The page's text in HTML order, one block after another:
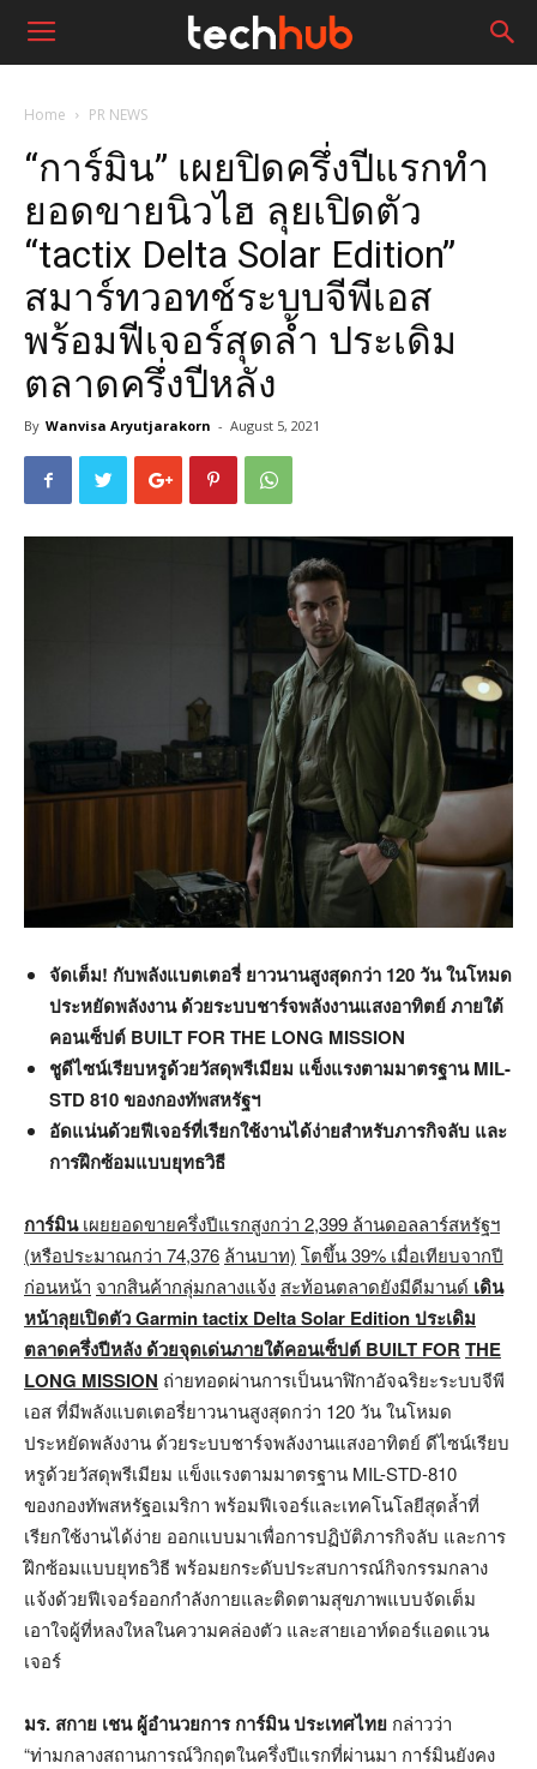
Home PR NEWS
“การ์มิน” เผยปิดครึ่งปีแรกทำ
ยอดขายนิวไฮ ลุยเปิดตัว
“tactix Delta Solar Edition”
สมาร์ทวอทช์ระบบจีพีเอส
พร้อมฟีเจอร์สุดล้ำ ประเดิม
ตลาดครึ่งปีหลัง
By Wanvisa Aryutjarakorn - August 5, 2021
จัดเต็ม! กับพลังแบตเตอรี่ ยาวนานสูงสุดกว่า 120 วัน ในโหมด
ประหยัดพลังงาน ด้วยระบบชาร์จพลังงานแสงอาทิตย์ ภายใต้
คอนเซ็ปต์ BUILT FOR THE LONG MISSION
ชูดีไซน์เรียบหรูด้วยวัสดุพรีเมียม แข็งแรงตามมาตรฐานMIL-
STD 810 ของกองทัพสหรัฐฯ
อัดแน่นด้วยฟีเจอร์ที่เรียกใช้งานได้ง่ายสำหรับภารกิจลับ และ
การฝึกซ้อมแบบยุทธวิธี
การ์มินเผยยอดขายครึ่งปีแรกสูงกว่า 2,399 ล้านดอลลาร์สหรัฐฯ
(หรือประมาณกว่า 74,376 ล้านบาท) โตขึ้น39% เมื่อเทียบจากปี
ก่อนหน้า จากสินค้ากลุ่มกลางแจ้ง สะท้อนตลาดยังมีดีมานด์ เดิน
หน้าลุยเปิดตัวGarmin tactix Delta Solar Editionประเดิม
ตลาดครึ่งปีหลัง ด้วยจุดเด่นภายใต้คอนเซ็ปต์ BUILT FOR THE
LONG MISSION ถ่ายทอดผ่านการเป็นนาฬิกาอัจฉริยะระบบจีพี
เอส ที่มีพลังแบตเตอรี่ยาวนานสูงสุดกว่า 120 วัน ในโหมด
ประหยัดพลังงาน ด้วยระบบชาร์จพลังงานแสงอาทิตย์ ดีไซน์เรียบ
หรูด้วยวัสดุพรีเมียม แข็งแรงตามมาตรฐาน MIL-STD-810
ของกองทัพสหรัฐอเมริกา พร้อมฟีเจอร์และเทคโนโลยีสุดล้ำที่
เรียกใช้งานได้ง่าย ออกแบบมาเพื่อการปฏิบัติภารกิจลับ และการ
ฝึกซ้อมแบบยุทธวิธี พร้อมยกระดับประสบการณ์กิจกรรมกลาง
แจ้งด้วยฟีเจอร์ออกกำลังกายและติดตามสุขภาพแบบจัดเต็ม
เอาใจผู้ที่หลงใหลในความคล่องตัว และสายเอาท์ดอร์แอดแวน
เจอร์
มร. สกาย เชน ผู้อำนวยการ การ์มิน ประเทศไทย กล่าวว่า
“ท่ามกลางสถานการณ์วิกฤตในครึ่งปีแรกที่ผ่านมา การ์มินยังคง